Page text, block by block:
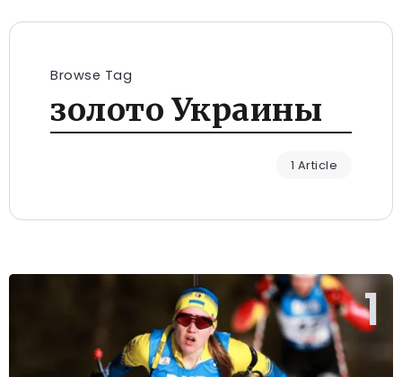
Browse Tag
золото Украины
1 Article